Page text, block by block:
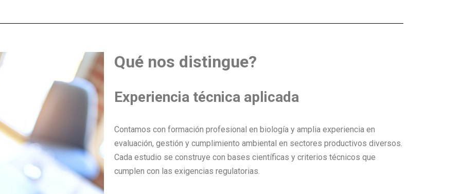
Qué nos distingue?
Experiencia técnica aplicada
Contamos con formación profesional en biología y amplia experiencia en
evaluación, gestión y cumplimiento ambiental en sectores productivos diversos.
Cada estudio se construye con bases científicas y criterios técnicos que
cumplen con las exigencias regulatorias.